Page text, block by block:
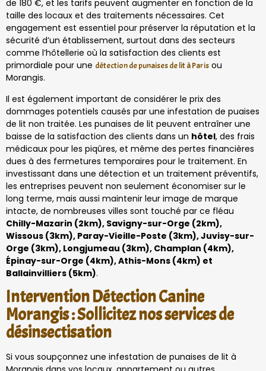
de 180 €, et les tarifs peuvent augmenter en fonction de la
taille des locaux et des traitements nécessaires. Cet
engagement est essentiel pour préserver la réputation et la
sécurité d’un établissement, surtout dans des secteurs
comme l’hôtellerie où la satisfaction des clients est
primordiale pour une détection de punaises de lit à Paris ou
Morangis.
Il est également important de considérer le prix des
dommages potentiels causés par une infestation de puaises
de lit non traitée. Les punaises de lit peuvent entraîner une
baisse de la satisfaction des clients dans un hôtel, des frais
médicaux pour les piqûres, et même des pertes financières
dues à des fermetures temporaires pour le traitement. En
investissant dans une détection et un traitement préventifs,
les entreprises peuvent non seulement économiser sur le
long terme, mais aussi maintenir leur image de marque
intacte, de nombreuses villes sont touché par ce fléau
Chilly-Mazarin (2km), Savigny-sur-Orge (2km),
Wissous (3km), Paray-Vieille-Poste (3km), Juvisy-sur-
Orge (3km), Longjumeau (3km), Champlan (4km),
Épinay-sur-Orge (4km), Athis-Mons (4km) et
Ballainvilliers (5km).
Intervention Détection Canine
Morangis : Sollicitez nos services de
désinsectisation
Si vous soupçonnez une infestation de punaises de lit à